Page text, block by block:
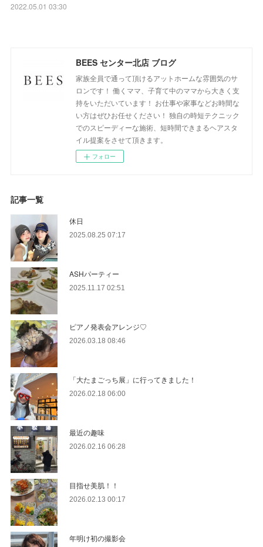
2022.05.01 03:30
BEES センター北店 ブログ
家族全員で通って頂けるアットホームな雰囲気のサ
ロンです！ 働くママ、子育て中のママから大きく支
持をいただいています！ お仕事や家事などお時間な
い方はぜひお任せください！ 独自の時短テクニック
でのスピーディーな施術、短時間できまるヘアスタ
イル提案をさせて頂きます。
フォロー
記事一覧
休日
2025.08.25 07:17
ASHパーティー
2025.11.17 02:51
ピアノ発表会アレンジ♡
2026.03.18 08:46
「大たまごっち展」に行ってきました！
2026.02.18 06:00
最近の趣味
2026.02.16 06:28
目指せ美肌！！
2026.02.13 00:17
年明け初の撮影会